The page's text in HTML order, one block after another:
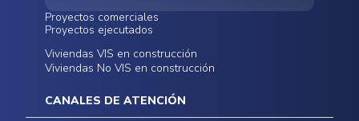
Proyectos comerciales
Funza
Infinitum Zentral
Bodegas - ALMAX
Centro Comercial
Proyectos ejecutados
Conoce nuestros
proyectos ejecutados
Viviendas VIS en construcción
Viviendas No VIS en construcción
CANALES DE ATENCIÓN